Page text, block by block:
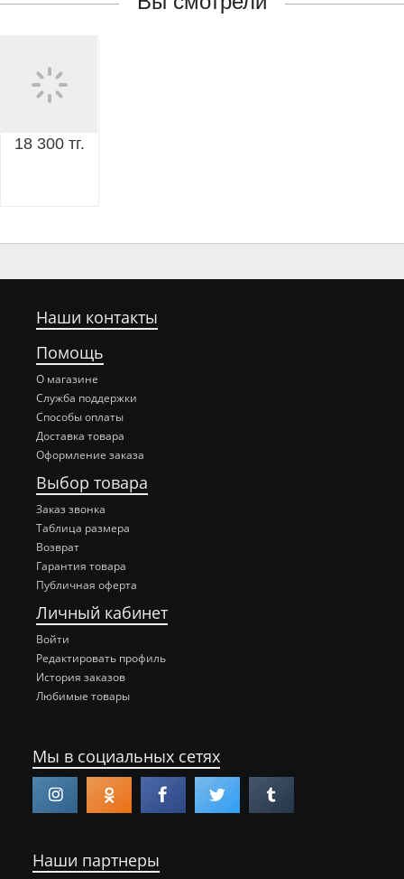
18 300 тг.
Наши контакты
Помощь
О магазине
Служба поддержки
Способы оплаты
Доставка товара
Оформление заказа
Выбор товара
Заказ звонка
Таблица размера
Возврат
Гарантия товара
Публичная оферта
Личный кабинет
Войти
Редактировать профиль
История заказов
Любимые товары
Мы в социальных сетях
Наши партнеры